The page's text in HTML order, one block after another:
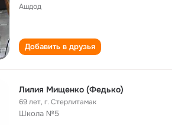
Ашдод
Добавить в друзья
Лилия Мищенко (Федько)
69 лет,г. Стерлитамак
Школа №5